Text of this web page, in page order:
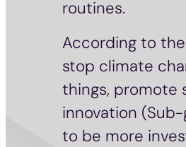
routines.
According to the
stop climate
things, promote
innovation
to be more